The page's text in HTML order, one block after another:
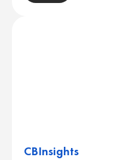
CBInsights